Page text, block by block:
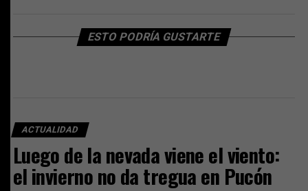
ESTO PODRÍA GUSTARTE
ACTUALIDAD
Luego de la nevada viene el viento:
el invierno no da tregua en Pucón